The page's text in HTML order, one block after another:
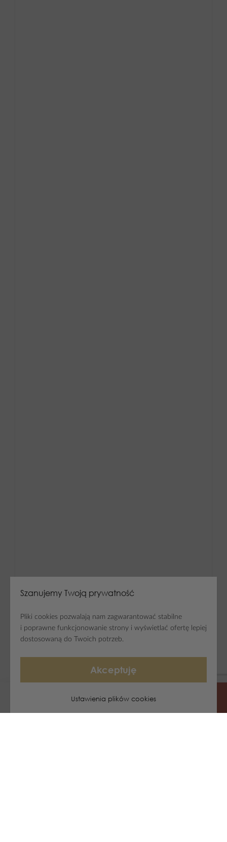
Szanujemy Twoją prywatność
Pliki cookies pozwalają nam zagwarantować stabilne
i poprawne funkcjonowanie strony i wyświetlać ofertę lepiej
dostosowaną do Twoich potrzeb.
Akceptuję
Ustawienia plików cookies